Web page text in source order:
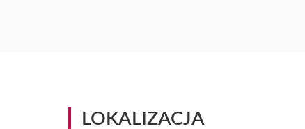
LOKALIZACJA